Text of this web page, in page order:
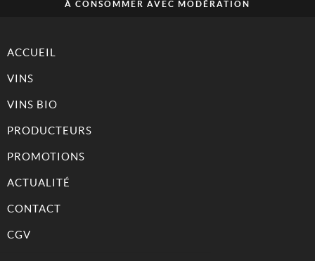
À CONSOMMER AVEC MODÉRATION
ACCUEIL
VINS
VINS BIO
PRODUCTEURS
PROMOTIONS
ACTUALITÉ
CONTACT
CGV